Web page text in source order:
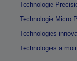
Technologie
Technologie Micro
Technologies
Technologies à